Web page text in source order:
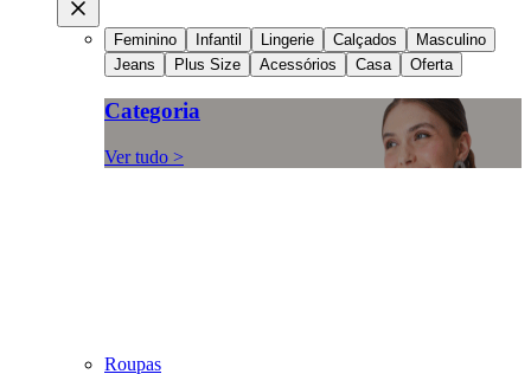
Feminino Infantil Lingerie Calçados
Masculino
Jeans
Plus Size Acessórios Casa Oferta
Categoria
Ver tudo >
Roupas